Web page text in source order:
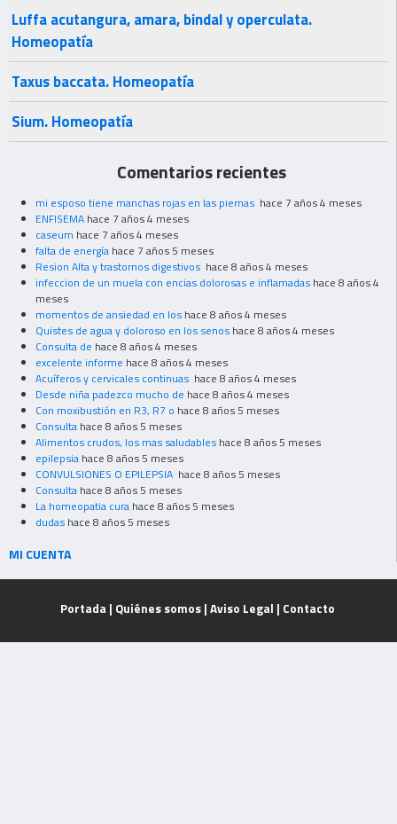
Luffa acutangura, amara, bindal y operculata.
Homeopatía
Taxus baccata. Homeopatía
Sium. Homeopatía
Comentarios recientes
mi esposo tiene manchas rojas en las piernas hace 7 años 4 meses
ENFISEMA hace 7 años 4 meses
caseum hace 7 años 4 meses
falta de energía hace 7 años 5 meses
Resion Alta y trastornos digestivos hace 8 años 4 meses
infeccion de un muela con encias dolorosas e inflamadas hace 8 años 4
meses
momentos de ansiedad en los hace 8 años 4 meses
Quistes de agua y doloroso en los senos hace 8 años 4 meses
Consulta de hace 8 años 4 meses
excelente informe hace 8 años 4 meses
Acuíferos y cervicales continuas hace 8 años 4 meses
Desde niña padezco mucho de hace 8 años 4 meses
Con moxibustión en R3, R7 o hace 8 años 5 meses
Consulta hace 8 años 5 meses
Alimentos crudos, los mas saludables hace 8 años 5 meses
epilepsia hace 8 años 5 meses
CONVULSIONES O EPILEPSIA hace 8 años 5 meses
Consulta hace 8 años 5 meses
La homeopatia cura hace 8 años 5 meses
dudas hace 8 años 5 meses
MI CUENTA
Portada | Quiénes somos| Aviso Legal | Contacto